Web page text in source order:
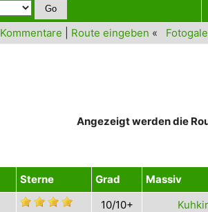
Kommentare Route eingeben «
Angezeigt werden die
Sterne Grad Massiv
10/10+